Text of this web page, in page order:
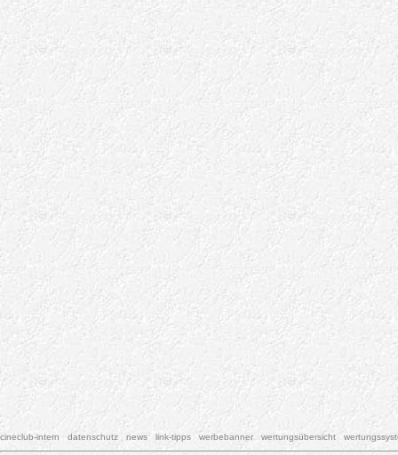
cineclub-intern datenschutz news link-tipps werbebanner wertungsübersicht